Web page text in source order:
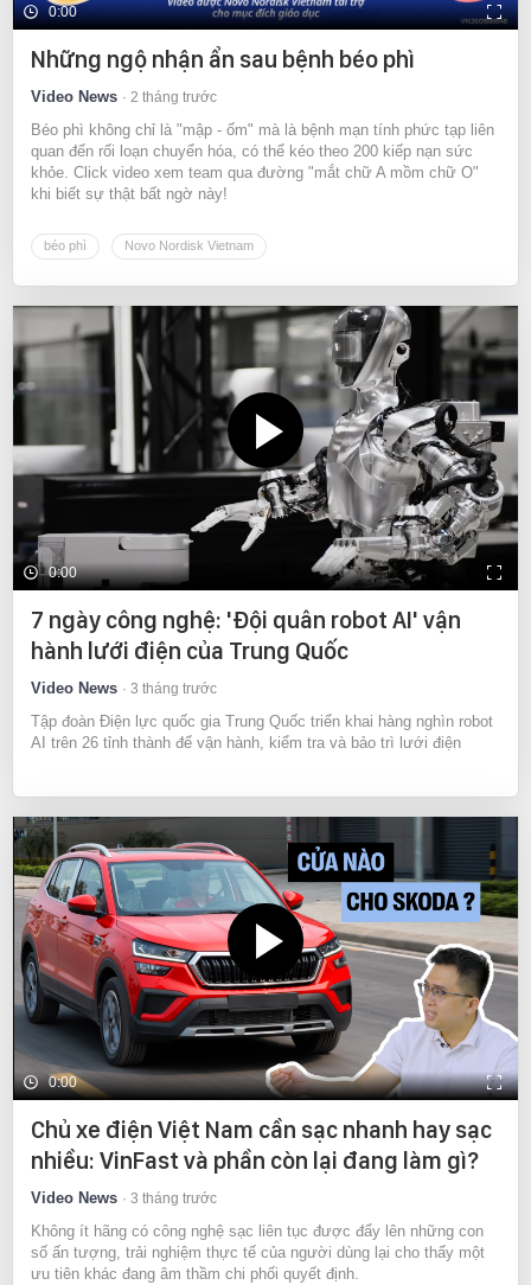
0:00
Những ngộ nhận ẩn sau bệnh béo phì
Video News 2 tháng trước
Béo phì không chỉ là "mập - ốm" mà là bệnh mạn tính phức tạp liên
quan đến rối loạn chuyển hóa, có thể kéo theo 200 kiếp nạn sức
khỏe. Click video xem team qua đường "mắt chữ A mồm chữ O"
khi biết sự thật bất ngờ này!
béo phì Novo Nordisk Vietnam
0:00
7 ngày công nghệ: 'Đội quân robot AI' vận
hành lưới điện của Trung Quốc
Video News 3 tháng trước
Tập đoàn Điện lực quốc gia Trung Quốc triển khai hàng nghìn robot
AI trên 26 tỉnh thành để vận hành, kiểm tra và bảo trì lưới điện
0:00
Chủ xe điện Việt Nam cần sạc nhanh hay sạc
nhiều: VinFast và phần còn lại đang làm gì?
Video News 3 tháng trước
Không ít hãng có công nghệ sạc liên tục được đẩy lên những con
số ấn tượng, trải nghiệm thực tế của người dùng lại cho thấy một
ưu tiên khác đang âm thầm chi phối quyết định.